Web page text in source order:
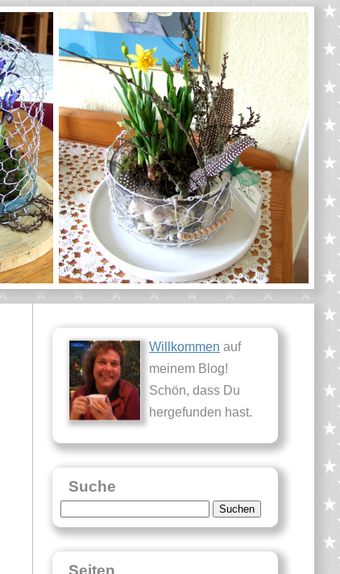
Willkommen auf
meinem Blog!
Schön, dass Du
hergefunden hast.
Suche
nach:
Seiten